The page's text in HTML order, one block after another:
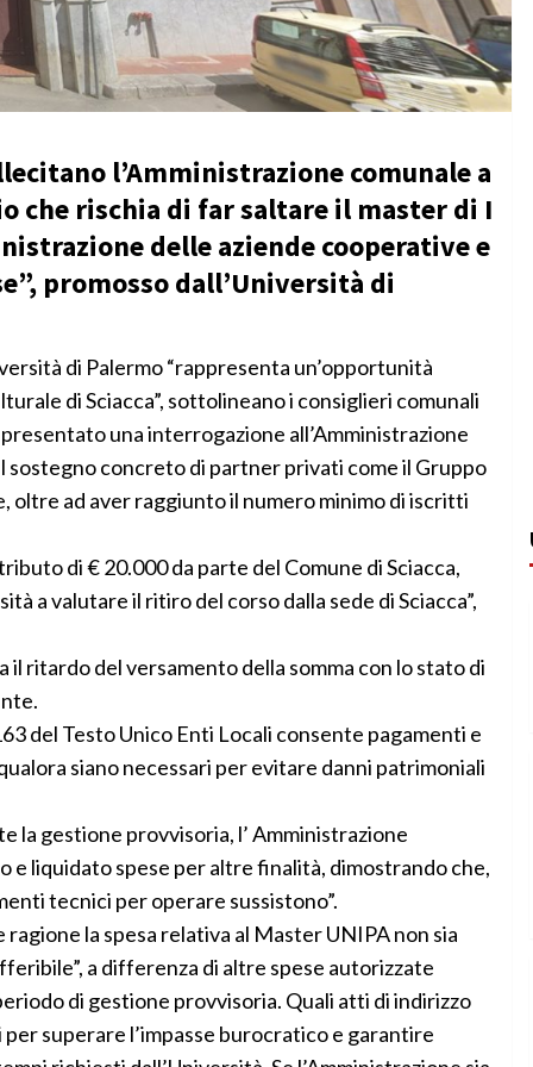
l’Amministrazione comunale a
che rischia di far saltare il master di I
delle aziende cooperative e
promosso dall’Università di
di Palermo “rappresenta un’opportunità
di Sciacca”, sottolineano i consiglieri comunali
una interrogazione all’Amministrazione
concreto di partner privati come il Gruppo
oltre ad aver raggiunto il numero minimo di iscritti
di € 20.000 da parte del Comune di Sciacca,
a valutare il ritiro del corso dalla sede di Sciacca”,
il ritardo del versamento della somma con lo stato di
del Testo Unico Enti Locali consente pagamenti e
siano necessari per evitare danni patrimoniali
la gestione provvisoria, l’ Amministrazione
e liquidato spese per altre finalità, dimostrando che,
tecnici per operare sussistono”.
la spesa relativa al Master UNIPA non sia
a differenza di altre spese autorizzate
di gestione provvisoria. ​Quali atti di indirizzo
superare l’impasse burocratico e garantire